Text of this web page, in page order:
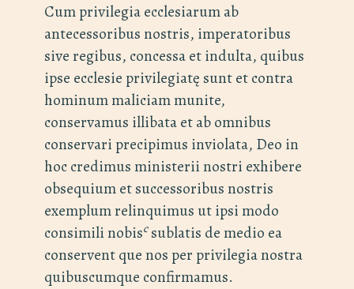
Cum privilegia ecclesiarum ab
antecessoribus nostris, imperatoribus
sive regibus, concessa et indulta, quibus
ipse ecclesie privilegiatę sunt et contra
hominum maliciam munite,
conservamus illibata et ab omnibus
conservari precipimus inviolata, Deo in
hoc credimus ministerii nostri exhibere
obsequium et successoribus nostris
exemplum relinquimus ut ipsi modo
consimili nobiscsublatis de medio ea
conservent que nos per privilegia nostra
quibuscumque confirmamus.